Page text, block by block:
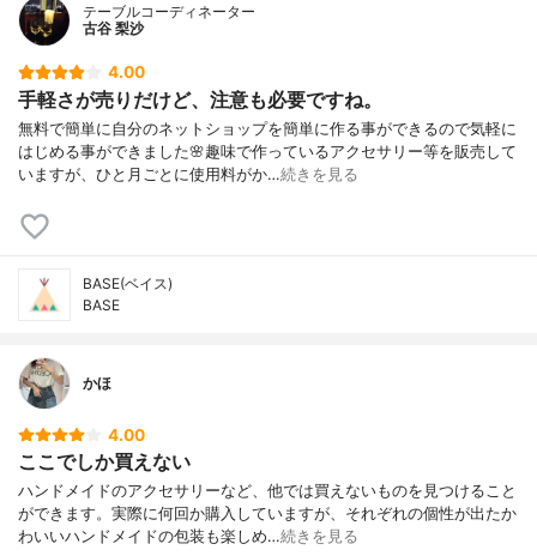
テーブルコーディネーター
古谷 梨沙
4.00
手軽さが売りだけど、注意も必要ですね。
無料で簡単に自分のネットショップを簡単に作る事ができるので気軽に
はじめる事ができました🌸趣味で作っているアクセサリー等を販売して
いますが、ひと月ごとに使用料がか…続きを見る
BASE(ベイス)
BASE
かほ
4.00
ここでしか買えない
ハンドメイドのアクセサリーなど、他では買えないものを見つけること
ができます。実際に何回か購入していますが、それぞれの個性が出たか
わいいハンドメイドの包装も楽しめ…続きを見る